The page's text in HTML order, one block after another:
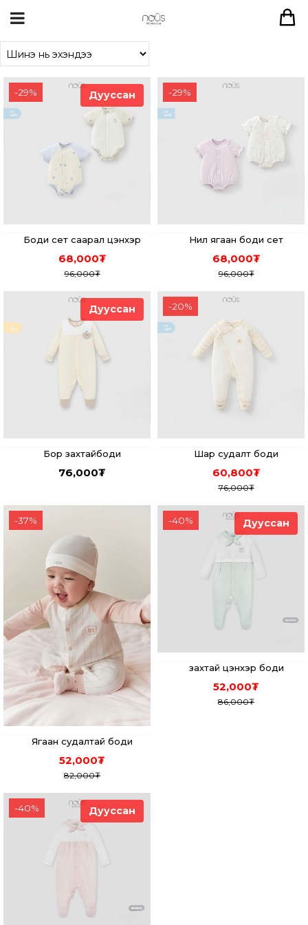
Дууссан
-29%
Боди сет саарал цэнхэр
68,000₮
96,000₮
-29%
Нил ягаан боди сет
68,000₮
96,000₮
Дууссан
Бор захтайбоди
76,000₮
-20%
Шар судалт боди
60,800₮
76,000₮
-37%
Ягаан судалтай боди
52,000₮
82,000₮
Дууссан
-40%
захтай цэнхэр боди
52,000₮
86,000₮
Дууссан
-40%